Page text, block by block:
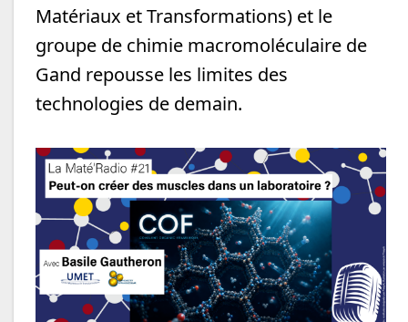
Matériaux et Transformations) et le
groupe de chimie macromoléculaire de
Gand repousse les limites des
technologies de demain.